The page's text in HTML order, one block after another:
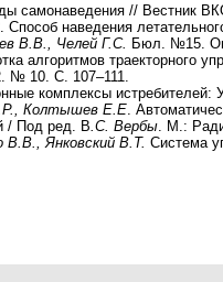
самонаведения // Вестник
наведения
В.В., Челей Г.С. Бюл. №15.
алгоритмов траекторного
№ 10. С. 107–111.
комплексы
Колтышев Е.Е .
/ Под ред. В .С. Вербы . М.:
Янковский В.Т. Система